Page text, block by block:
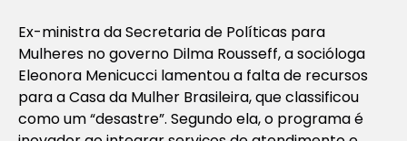
Ex-ministra da Secretaria de Políticas para
Mulheres no governo Dilma Rousseff, a socióloga
Eleonora Menicucci lamentou a falta de recursos
para a Casa da Mulher Brasileira, que classificou
como um “desastre”. Segundo ela, o programa é